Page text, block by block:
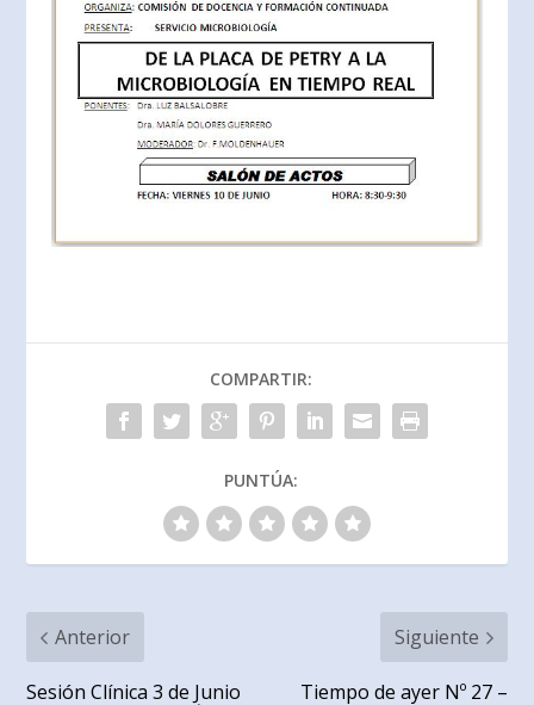
COMPARTIR:
PUNTÚA:
Anterior
Sesión Clínica 3 de Junio
Siguiente
Tiempo de ayer Nº 27 –